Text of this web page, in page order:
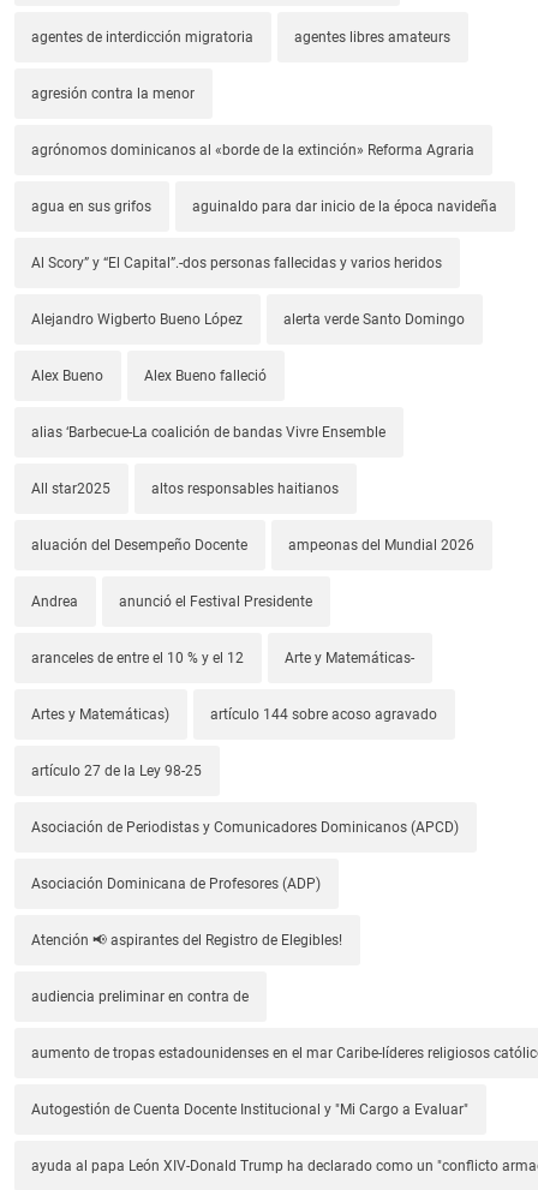
agentes de interdicción migratoria agentes libres amateurs
agresión contra la menor
agrónomos dominicanos al «borde de la extinción» Reforma Agraria
agua en sus grifos aguinaldo para dar inicio de la época navideña
Al Scory” y “El Capital”.-dos personas fallecidas y varios heridos
Alejandro Wigberto Bueno López alerta verde Santo Domingo
Alex Bueno Alex Bueno falleció
alias ‘Barbecue-La coalición de bandas Vivre Ensemble
All star2025 altos responsables haitianos
aluación del Desempeño Docente ampeonas del Mundial 2026
Andrea anunció el Festival Presidente
aranceles de entre el 10 % y el 12 Arte y Matemáticas-
Artes y Matemáticas) artículo 144 sobre acoso agravado
artículo 27 de la Ley 98-25
Asociación de Periodistas y Comunicadores Dominicanos (APCD)
Asociación Dominicana de Profesores (ADP)
Atención 📢 aspirantes del Registro de Elegibles!
audiencia preliminar en contra de
aumento de tropas estadounidenses en el mar Caribe-líderes religiosos
Autogestión de Cuenta Docente Institucional y "Mi Cargo a Evaluar"
ayuda al papa León XIV-Donald Trump ha declarado como un "conflicto